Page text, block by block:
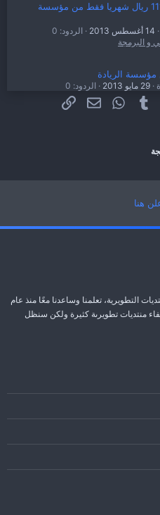
عرض خاص دعم فنى بـ 111 ريال شهريا فقط من مؤسسة
14 أغسطس 2013
الردود: 0
و البرمجة
مؤسسة الريادة
29 مايو 2013
الردود: 0
و البرمجة
Pinterest
Tumblr
WhatsAppالبريد الإلكتروني
الرابط
التطويرية، تعلمنا وساعدنا معًا منذ عام
منتديات تطويرىة كثيرة ولكن سنظل
هنا